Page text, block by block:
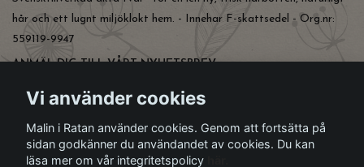
hår och ett lugnt miljöklokt hem. - Innehar F-skattsedel - Org.nr:
559119-9947
ANMÄL DIG TILL VÅRT NYHETSBREV
Vi använder cookies
Malin i Ratan använder cookies. Genom att fortsätta på
sidan godkänner du användandet av cookies. Du kan
läsa mer om vår integritetspolicy